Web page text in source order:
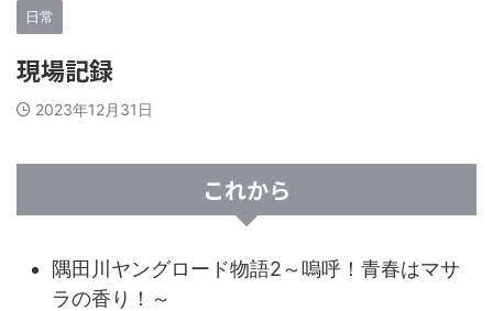
日常
現場記録
2023年12月31日
これから
隅田川ヤングロード物語2～嗚呼！青春はマサ
ラの香り！～